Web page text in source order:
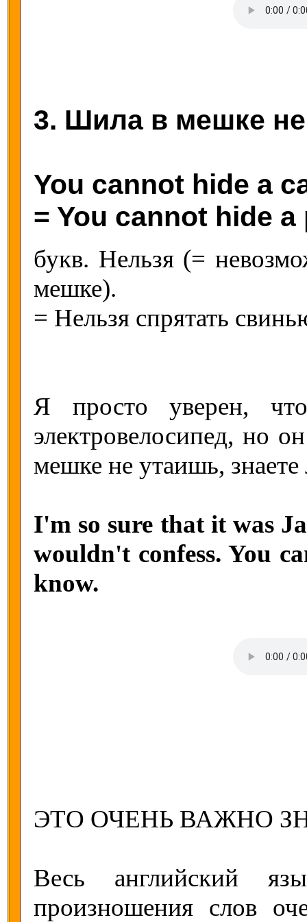
3. Шила в мешке
You cannot hide a
= You cannot hide
букв. Нельзя (=
мешке).
= Нельзя спрятать
Я просто уверен,
электровелосипед, но
мешке не утаишь, знаете
I'm so sure that it was
wouldn't confess. You
know.
ЭТО ОЧЕНЬ ВАЖНО
Весь английский
произношения слов